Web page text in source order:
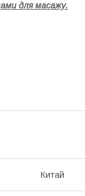
для масажу.
Китай